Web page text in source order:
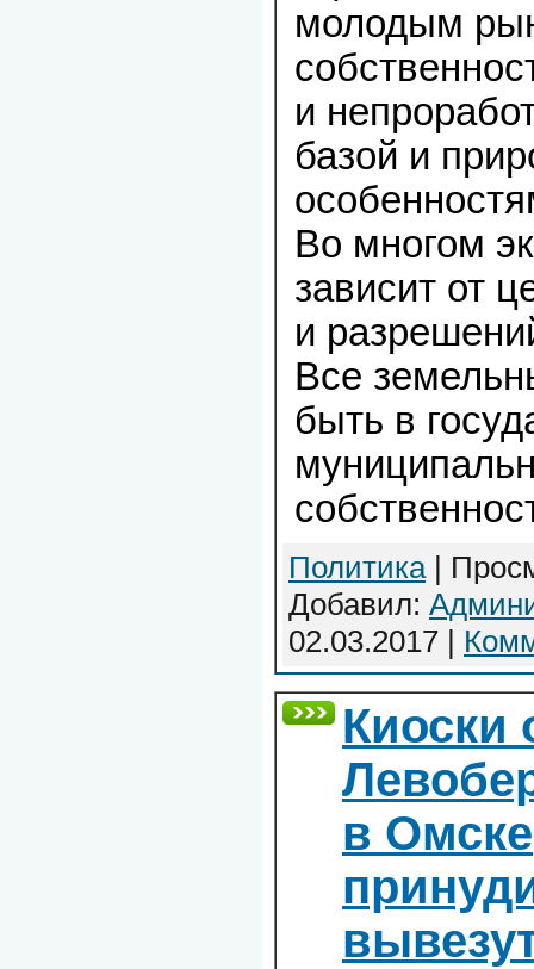
молодым
и
базой и
Во многом
зависит от
и
Все
быть в
Политика|
Добавил:
02.03.2017 |
Киоски
в Омске